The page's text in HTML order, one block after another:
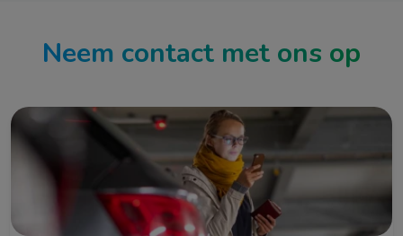
Neem contact met ons op